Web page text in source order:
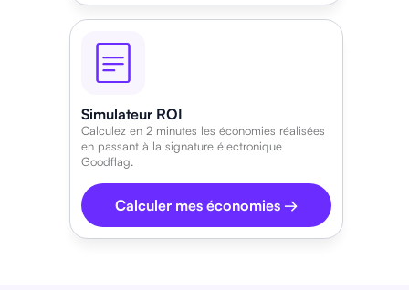
Simulateur ROI
Calculez en 2 minutes les économies réalisées
en passant à la signature électronique
Goodflag.
Calculer mes économies →